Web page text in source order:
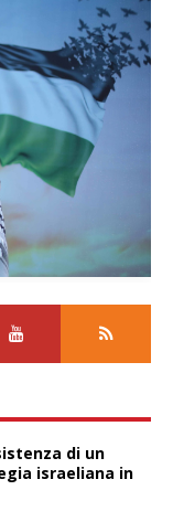
di un
israeliana in